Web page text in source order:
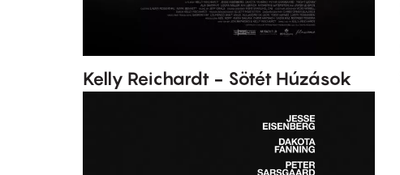
Kelly Reichardt - Sötét Húzások